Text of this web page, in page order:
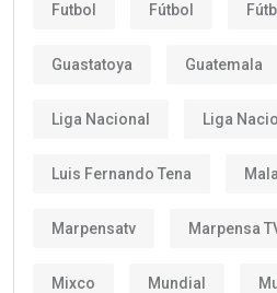
Futbol Fútbol
Guastatoya Guatemala
Liga Nacional Liga
Luis Fernando Tena
Marpensatv Marpensa
Mixco Mundial